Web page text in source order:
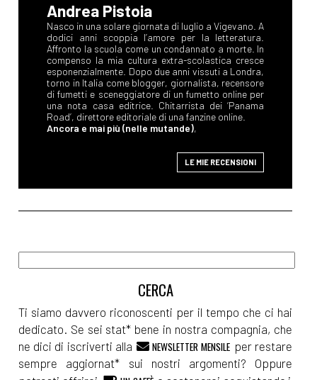
Andrea Pistoia
Nasco in una solare giornata di luglio a Vigevano. A
dodici anni scoppia l’amore per la letteratura.
Affronto la scuola come un condannato a morte. In
compenso la mia cultura extra-scolastica cresce
esponenzialmente. Dopo due anni vissuti a Londra,
torno in Italia come blogger, giornalista, recensore
di fumetti e sceneggiatore di un fumetto online per
una nota casa editrice. Chitarrista dei ‘Panama
Road’, direttore editoriale di una fanzine online.
Ancora e mai più (nelle mutande),
LE MIE RECENSIONI
Ti siamo davvero riconoscenti per il tempo che ci hai
dedicato. Se sei stat* bene in nostra compagnia, che
ne dici di iscriverti alla
NEWSLETTER MENSILE per restare
sempre aggiornat* sui nostri argomenti? Oppure